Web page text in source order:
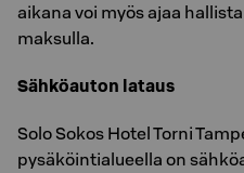
aikana voi myös ajaa
maksulla.
Sähköauton lataus
Solo Sokos Hotel Torni
pysäköintialueella on